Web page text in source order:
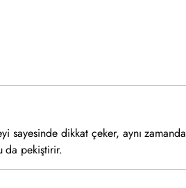
sayesinde dikkat çeker, aynı
da pekiştirir.